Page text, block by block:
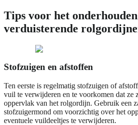
Tips voor het
verduisterende
Stofzuigen en afstoffen
Ten eerste is regelmatig stofzuigen of
vuil te verwijderen en te voorkomen dat ze
oppervlak van het rolgordijn. Gebruik een
stofzuigermond om voorzichtig over het
eventuele vuildeeltjes te verwijderen.